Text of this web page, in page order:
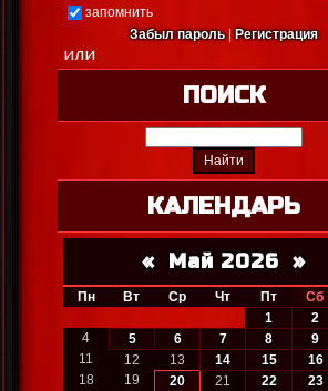
запомнить
Забыл пароль|Регистрация
или
ПОИСК
КАЛЕНДАРЬ
« Май 2026 »
Пн Вт Ср Чт Пт Сб
1
2
4
5 6 7 8 9
11
12 13 14 15 16
18
19 20 21 22 23